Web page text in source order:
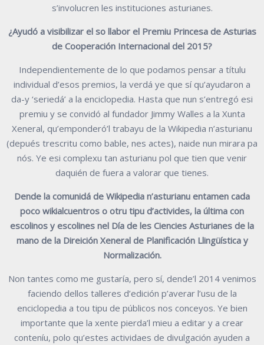
s’involucren les instituciones asturianes.
¿Ayudó a visibilizar el so llabor el Premiu Princesa de Asturias
de Cooperación Internacional del 2015?
Independientemente de lo que podamos pensar a títulu
individual d’esos premios, la verdá ye que sí qu’ayudaron a
da-y ‘seriedá’ a la enciclopedia. Hasta que nun s’entregó esi
premiu y se convidó al fundador Jimmy Walles a la Xunta
Xeneral, qu’emponderó’l trabayu de la Wikipedia n’asturianu
(depués trescritu como bable, nes actes), naide nun mirara pa
nós. Ye esi complexu tan asturianu pol que tien que venir
daquién de fuera a valorar que tienes.
Dende la comunidá de Wikipedia n’asturianu entamen cada
poco wikialcuentros o otru tipu d’activides, la última con
escolinos y escolines nel Día de les Ciencies Asturianes de la
mano de la Direición Xeneral de Planificación Llingüística y
Normalización.
Non tantes como me gustaría, pero sí, dende’l 2014 venimos
faciendo dellos talleres d’edición p’averar l’usu de la
enciclopedia a tou tipu de públicos nos conceyos. Ye bien
importante que la xente pierda’l mieu a editar y a crear
conteníu, polo qu’estes actividaes de divulgación ayuden a